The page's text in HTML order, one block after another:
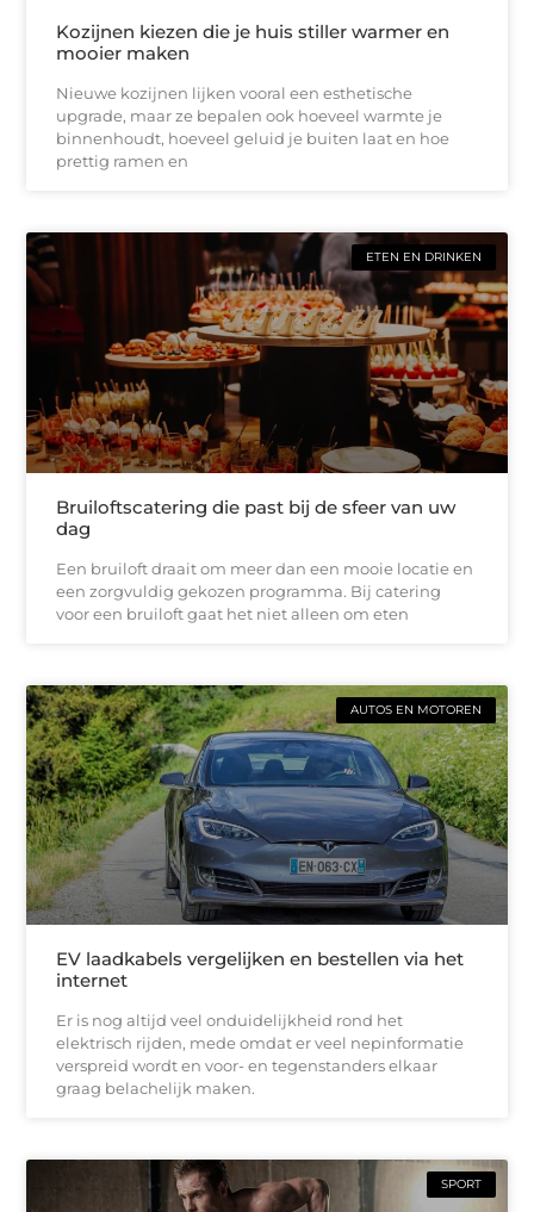
Kozijnen kiezen die je huis stiller warmer en
mooier maken
Nieuwe kozijnen lijken vooral een esthetische
upgrade, maar ze bepalen ook hoeveel warmte je
binnenhoudt, hoeveel geluid je buiten laat en hoe
prettig ramen en
ETEN EN DRINKEN
Bruiloftscatering die past bij de sfeer van uw
dag
Een bruiloft draait om meer dan een mooie locatie en
een zorgvuldig gekozen programma. Bij catering
voor een bruiloft gaat het niet alleen om eten
AUTOS EN MOTOREN
EV laadkabels vergelijken en bestellen via het
internet
Er is nog altijd veel onduidelijkheid rond het
elektrisch rijden, mede omdat er veel nepinformatie
verspreid wordt en voor- en tegenstanders elkaar
graag belachelijk maken.
SPORT